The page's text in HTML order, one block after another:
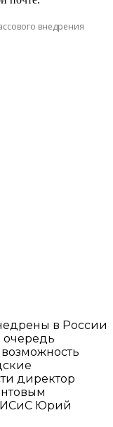
внедрения
в России
очередь
директор
Юрий